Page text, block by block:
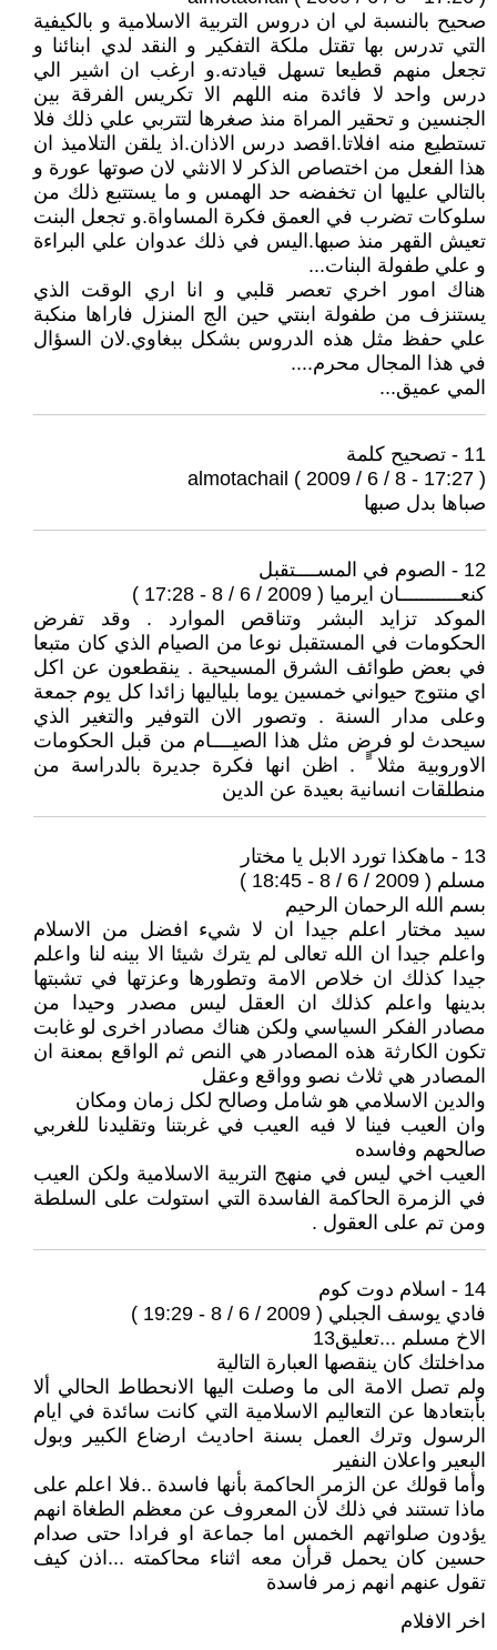
صحيح بالنسبة لي ان دروس التربية الاسلامية و بالكيفية
التي تدرس بها تقتل ملكة التفكير و النقد لدي ابنائنا و
تجعل منهم قطيعا تسهل قيادته.و ارغب ان اشير الي
درس واحد لا فائدة منه اللهم الا تكريس الفرقة بين
الجنسين و تحقير المراة منذ صغرها لتتربي علي ذلك فلا
تستطيع منه افلاتا.اقصد درس الاذان.اذ يلقن التلاميذ ان
هذا الفعل من اختصاص الذكر لا الانثي لان صوتها عورة و
بالتالي عليها ان تخفضه حد الهمس و ما يستتبع ذلك من
سلوكات تضرب في العمق فكرة المساواة.و تجعل البنت
تعيش القهر منذ صبها.اليس في ذلك عدوان علي البراءة
و علي طفولة البنات...
هناك امور اخري تعصر قلبي و انا اري الوقت الذي
يستنزف من طفولة ابنتي حين الج المنزل فاراها منكبة
علي حفظ مثل هذه الدروس بشكل ببغاوي.لان السؤال
في هذا المجال محرم....
المي عميق...
11 - تصحيح كلمة
almotachail ( 2009 / 6 / 8 - 17:27 )
صباها بدل صبها
12 - الصوم في المســــتقبل
كنعـــــــــــان ايرميا ( 2009 / 6 / 8 - 17:28 )
الموكد تزايد البشر وتناقص الموارد . وقد تفرض
الحكومات في المستقبل نوعا من الصيام الذي كان متبعا
في بعض طوائف الشرق المسيحية . ينقطعون عن اكل
اي منتوج حيواني خمسين يوما بلياليها زائدا كل يوم جمعة
وعلى مدار السنة . وتصور الان التوفير والتغير الذي
سيحدث لو فرض مثل هذا الصيــــام من قبل الحكومات
الاوروبية مثلا ًً . اظن انها فكرة جديرة بالدراسة من
منطلقات انسانية بعيدة عن الدين
13 - ماهكذا تورد الابل يا مختار
مسلم ( 2009 / 6 / 8 - 18:45 )
بسم الله الرحمان الرحيم
سيد مختار اعلم جيدا ان لا شيء افضل من الاسلام
واعلم جيدا ان الله تعالى لم يترك شيئا الا بينه لنا واعلم
جيدا كذلك ان خلاص الامة وتطورها وعزتها في تشبتها
بدينها واعلم كذلك ان العقل ليس مصدر وحيدا من
مصادر الفكر السياسي ولكن هناك مصادر اخرى لو غابت
تكون الكارثة هذه المصادر هي النص ثم الواقع بمعنة ان
المصادر هي ثلاث نصو وواقع وعقل
والدين الاسلامي هو شامل وصالح لكل زمان ومكان
وان العيب فينا لا فيه العيب في غربتنا وتقليدنا للغربي
صالحهم وفاسده
العيب اخي ليس في منهج التربية الاسلامية ولكن العيب
في الزمرة الحاكمة الفاسدة التي استولت على السلطة
ومن تم على العقول .
14 - اسلام دوت كوم
فادي يوسف الجبلي ( 2009 / 6 / 8 - 19:29 )
الاخ مسلم ...تعليق13
مداخلتك كان ينقصها العبارة التالية
ولم تصل الامة الى ما وصلت اليها الانحطاط الحالي ألا
بأبتعادها عن التعاليم الاسلامية التي كانت سائدة في ايام
الرسول وترك العمل بسنة احاديث ارضاع الكبير وبول
البعير واعلان النفير
وأما قولك عن الزمر الحاكمة بأنها فاسدة ..فلا اعلم على
ماذا تستند في ذلك لأن المعروف عن معظم الطغاة انهم
يؤدون صلواتهم الخمس اما جماعة او فرادا حتى صدام
حسين كان يحمل قرأن معه اثناء محاكمته ...اذن كيف
تقول عنهم انهم زمر فاسدة
اخر الافلام